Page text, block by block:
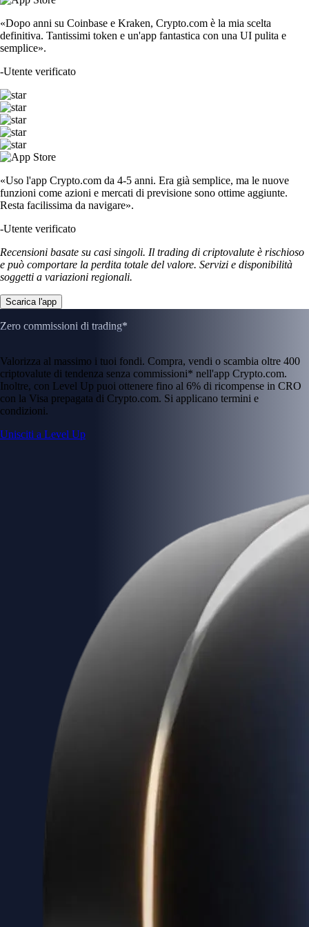
«Dopo anni su Coinbase e Kraken, Crypto.com è la mia scelta
definitiva. Tantissimi token e un'app fantastica con una UI pulita e
semplice».
-Utente verificato
«Uso l'app Crypto.com da 4-5 anni. Era già semplice, ma le nuove
funzioni come azioni e mercati di previsione sono ottime aggiunte.
Resta facilissima da navigare».
-Utente verificato
Recensioni basate su casi singoli. Il trading di criptovalute è rischioso
e può comportare la perdita totale del valore. Servizi e disponibilità
soggetti a variazioni regionali.
Scarica l'app
Zero commissioni di trading*
Valorizza al massimo i tuoi fondi. Compra, vendi o scambia oltre 400
criptovalute di tendenza senza commissioni* nell'app Crypto.com.
Inoltre, con Level Up puoi ottenere fino al 6% di ricompense in CRO
con la Visa prepagata di Crypto.com. Si applicano termini e
condizioni.
Unisciti a Level Up